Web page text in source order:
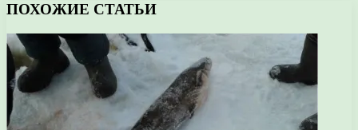
ПОХОЖИЕ СТАТЬИ